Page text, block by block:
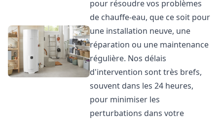
pour résoudre vos problèmes
de chauffe-eau, que ce soit pour
une installation neuve, une
réparation ou une maintenance
régulière. Nos délais
d'intervention sont très brefs,
souvent dans les 24 heures,
pour minimiser les
perturbations dans votre